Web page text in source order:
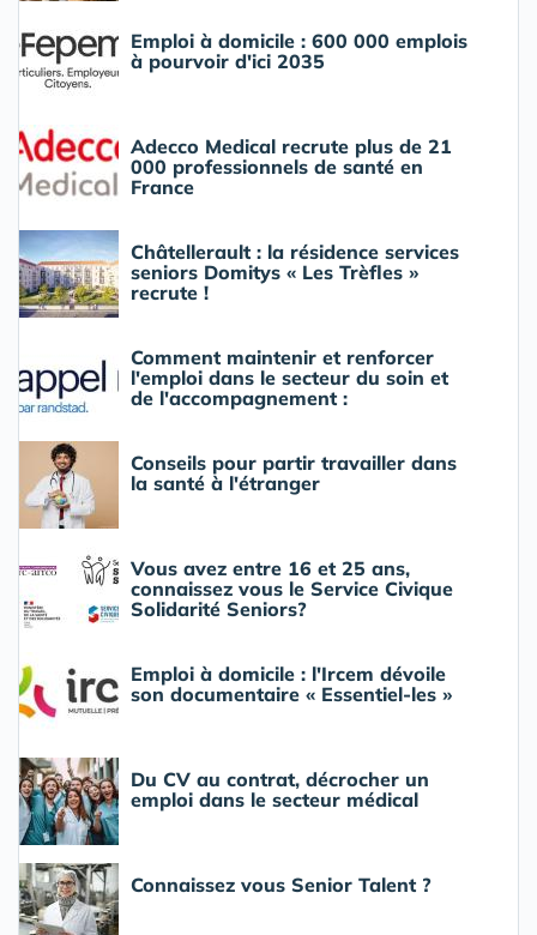
Emploi à domicile : 600 000 emplois
à pourvoir d'ici 2035
Adecco Medical recrute plus de 21
000 professionnels de santé en
France
Châtellerault : la résidence services
seniors Domitys « Les Trèfles »
recrute !
Comment maintenir et renforcer
l'emploi dans le secteur du soin et
de l'accompagnement :
Conseils pour partir travailler dans
la santé à l'étranger
Vous avez entre 16 et 25 ans,
connaissez vous le Service Civique
Solidarité Seniors?
Emploi à domicile : l'Ircem dévoile
son documentaire « Essentiel-les »
Du CV au contrat, décrocher un
emploi dans le secteur médical
Connaissez vous Senior Talent ?